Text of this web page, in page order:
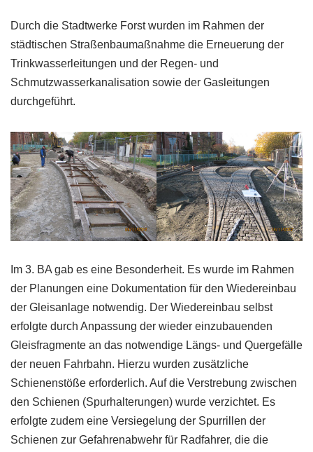
Durch die Stadtwerke Forst wurden im Rahmen der
städtischen Straßenbaumaßnahme die Erneuerung der
Trinkwasserleitungen und der Regen- und
Schmutzwasserkanalisation sowie der Gasleitungen
durchgeführt.
Im 3. BA gab es eine Besonderheit. Es wurde im Rahmen
der Planungen eine Dokumentation für den Wiedereinbau
der Gleisanlage notwendig. Der Wiedereinbau selbst
erfolgte durch Anpassung der wieder einzubauenden
Gleisfragmente an das notwendige Längs- und Quergefälle
der neuen Fahrbahn. Hierzu wurden zusätzliche
Schienenstöße erforderlich. Auf die Verstrebung zwischen
den Schienen (Spurhalterungen) wurde verzichtet. Es
erfolgte zudem eine Versiegelung der Spurrillen der
Schienen zur Gefahrenabwehr für Radfahrer, die die